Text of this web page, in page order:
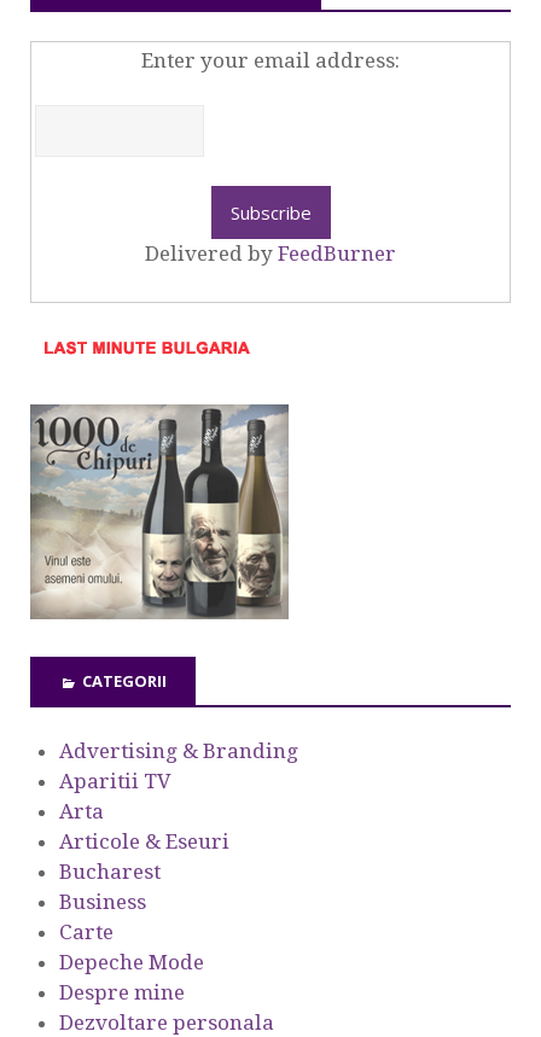
Enter your email address:
Delivered by FeedBurner
CATEGORII
Advertising & Branding
Aparitii TV
Arta
Articole & Eseuri
Bucharest
Business
Carte
Depeche Mode
Despre mine
Dezvoltare personala